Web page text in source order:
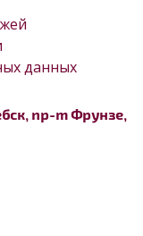
данных
пр-т Фрунзе,